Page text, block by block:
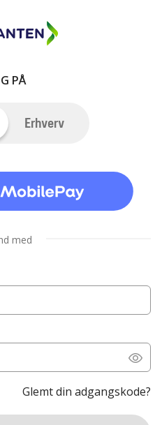
PÅ
Erhverv
med
Glemt din adgangskode?